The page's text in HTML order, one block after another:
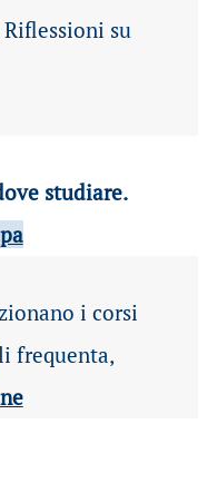
su
studiare.
i corsi
frequenta,